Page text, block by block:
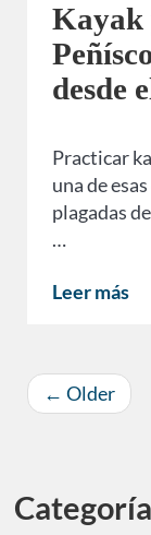
Kayak
desde
Practicar
una de
plagadas
…
Leer más
← Older